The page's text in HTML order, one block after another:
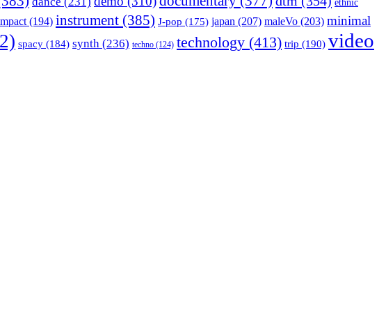
(194) instrument (385) J-pop (175) japan (207) maleVo (203) minimal
spacy (184) synth (236) techno (124) technology (413) trip (190) video